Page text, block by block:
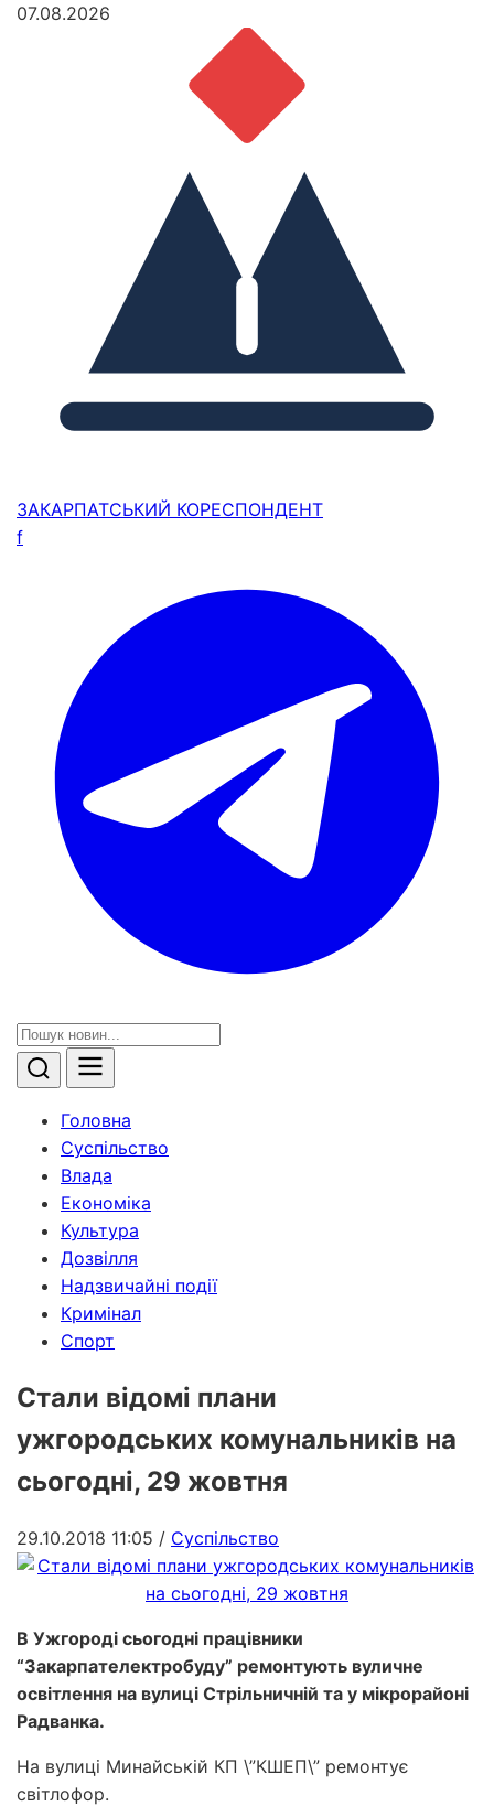
07.08.2026
ЗАКАРПАТСЬКИЙ КОРЕСПОНДЕНТ
f
Головна
Суспільство
Влада
Економіка
Культура
Дозвілля
Надзвичайні події
Кримінал
Спорт
Стали відомі плани
ужгородських комунальників на
сьогодні, 29 жовтня
29.10.2018 11:05 / Суспільство
В Ужгороді сьогодні працівники
“Закарпателектробуду” ремонтують вуличне
освітлення на вулиці Стрільничній та у мікрорайоні
Радванка.
На вулиці Минайській КП \”КШЕП\” ремонтує
світлофор.